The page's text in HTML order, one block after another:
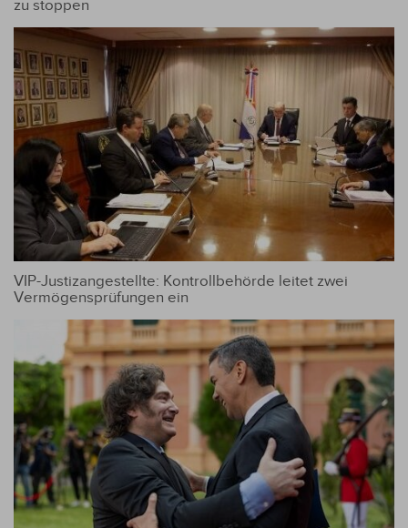
zu stoppen
VIP-Justizangestellte: Kontrollbehörde leitet zwei
Vermögensprüfungen ein